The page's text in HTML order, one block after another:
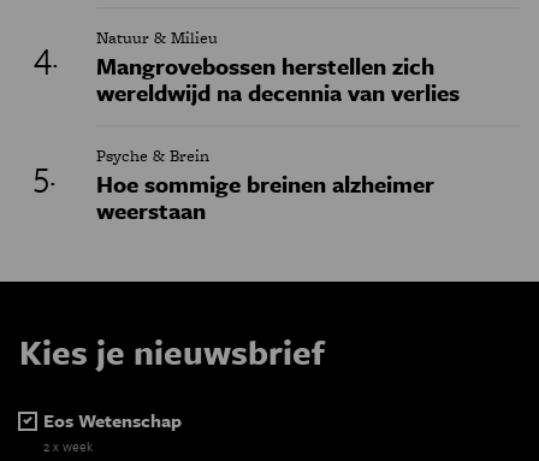
Natuur & Milieu
Mangrovebossen herstellen zich
wereldwijd na decennia van verlies
Psyche & Brein
Hoe sommige breinen alzheimer
weerstaan
Kies je nieuwsbrief
Eos Wetenschap
2 x week